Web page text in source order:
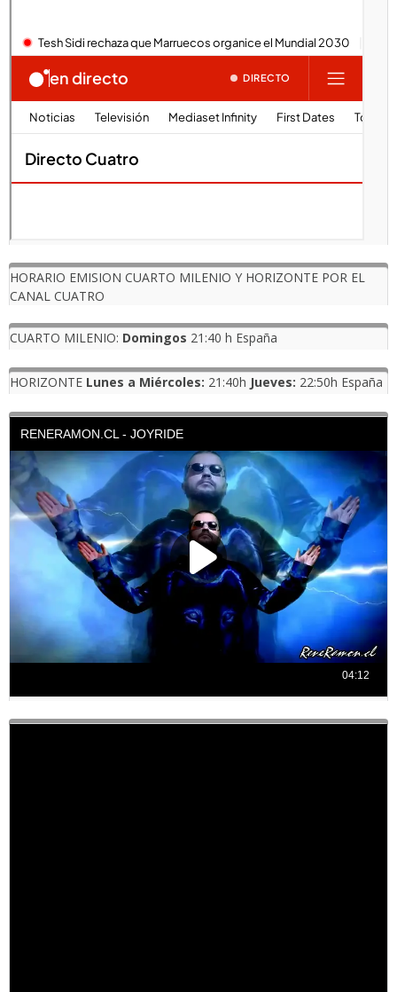
HORARIO EMISION CUARTO MILENIO Y HORIZONTE POR EL
CANAL CUATRO
CUARTO MILENIO: Domingos 21:40 h España
HORIZONTE Lunes a Miércoles: 21:40h Jueves: 22:50h España